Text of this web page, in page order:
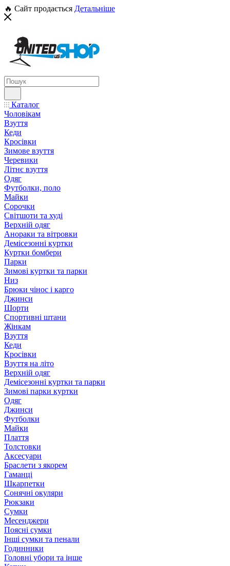
🔥 Сайт продається Детальніше
Каталог
Чоловікам
Взуття
Кеди
Кросівки
Зимове взуття
Черевики
Літнє взуття
Одяг
Футболки, поло
Майки
Сорочки
Світшоти та худі
Верхній одяг
Анораки та вітровки
Демісезонні куртки
Куртки бомбери
Парки
Зимові куртки та парки
Низ
Брюки чінос і карго
Джинси
Шорти
Спортивні штани
Жінкам
Взуття
Кеди
Кросівки
Взуття на літо
Верхній одяг
Демісезонні куртки та парки
Зимові парки куртки
Одяг
Джинси
Футболки
Майки
Плаття
Толстовки
Аксесуари
Браслети з якорем
Гаманці
Шкарпетки
Сонячні окуляри
Рюкзаки
Сумки
Месенджери
Поясні сумки
Інші сумки та пенали
Годинники
Головні убори та інше